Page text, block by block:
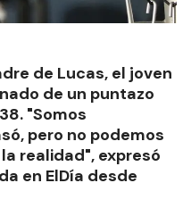
de Lucas, el joven
de un puntazo
"Somos
pero no podemos
realidad", expresó
en ElDía desde